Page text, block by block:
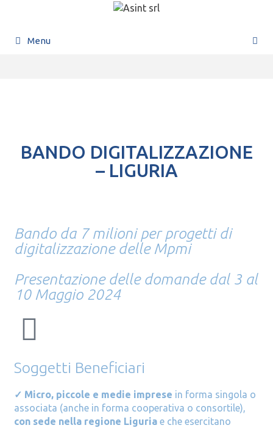
Menu
BANDO DIGITALIZZAZIONE
– LIGURIA
Bando da 7 milioni per progetti di
digitalizzazione delle Mpmi
Presentazione delle domande dal 3 al
10 Maggio 2024
Soggetti Beneficiari
✓ Micro, piccole e medie imprese in forma singola o
associata (anche in forma cooperativa o consortile),
con sede nella regione Liguria e che esercitano